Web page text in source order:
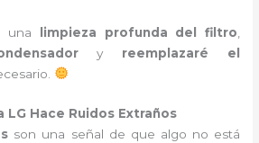
una limpieza profunda del filtro
y reemplazaré el
LG Hace Ruidos Extraños
son una señal de que algo no está